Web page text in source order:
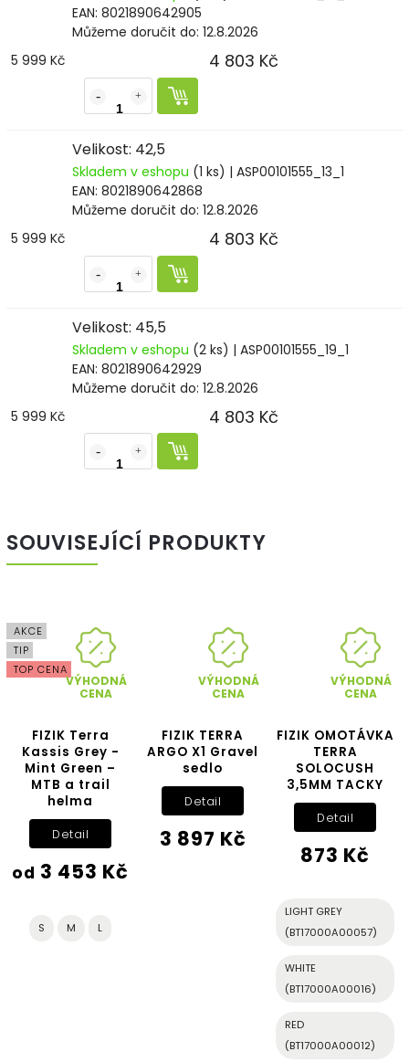
EAN: 8021890642905
Můžeme doručit do: 12.8.2026
5 999 Kč
4 803 Kč
Velikost: 42,5
Skladem v eshopu (1 ks) | ASP00101555_13_1
EAN: 8021890642868
Můžeme doručit do: 12.8.2026
5 999 Kč
4 803 Kč
Velikost: 45,5
Skladem v eshopu (2 ks) | ASP00101555_19_1
EAN: 8021890642929
Můžeme doručit do: 12.8.2026
5 999 Kč
4 803 Kč
SOUVISEJÍCÍ PRODUKTY
AKCE
TIP
TOP CENA
VÝHODNÁ
CENA
FIZIK Terra
Kassis Grey -
Mint Green –
MTB a trail
helma
od 3 453 Kč
Detail
S M L
VÝHODNÁ
CENA
FIZIK TERRA
ARGO X1 Gravel
sedlo
3 897 Kč
Detail
VÝHODNÁ
CENA
FIZIK OMOTÁVKA
TERRA
SOLOCUSH
3,5MM TACKY
873 Kč
Detail
LIGHT GREY
(BT17000A00057)
WHITE
(BT17000A00016)
RED
(BT17000A00012)